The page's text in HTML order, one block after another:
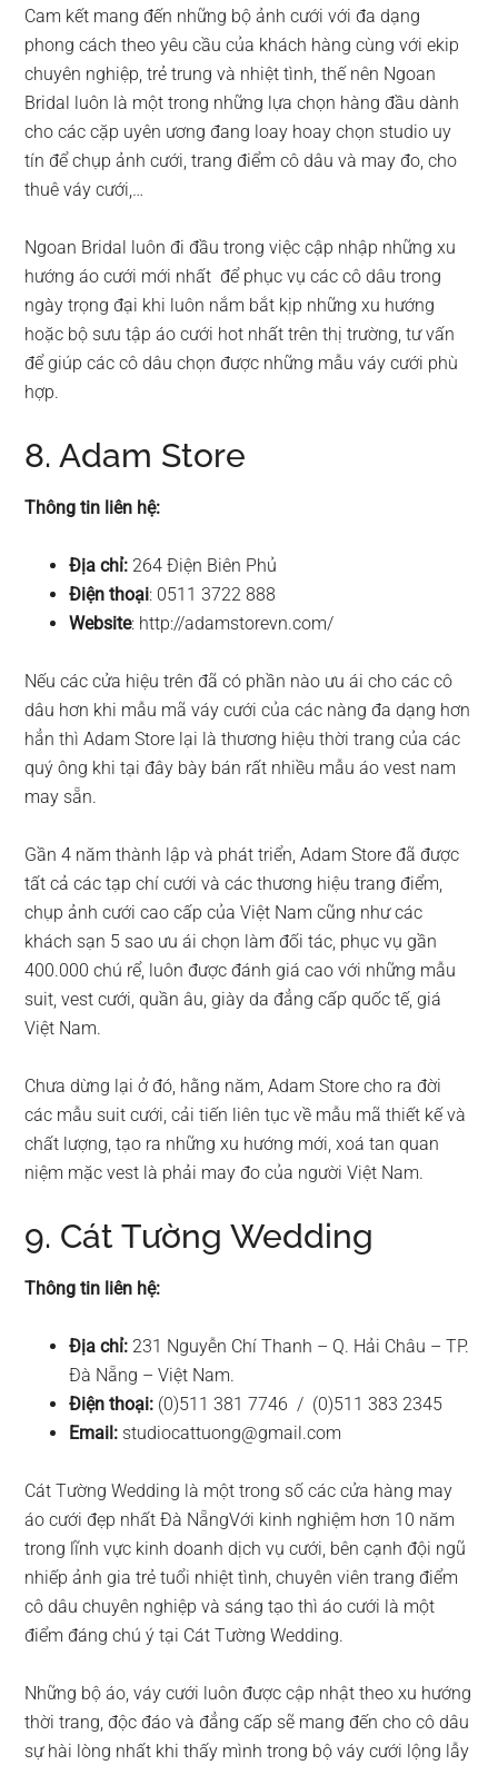
Cam kết mang đến những bộ ảnh cưới với đa dạng
phong cách theo yêu cầu của khách hàng cùng với ekip
chuyên nghiệp, trẻ trung và nhiệt tình, thế nên Ngoan
Bridal luôn là một trong những lựa chọn hàng đầu dành
cho các cặp uyên ương đang loay hoay chọn studio uy
tín để chụp ảnh cưới, trang điểm cô dâu và may đo, cho
thuê váy cưới,…
Ngoan Bridal luôn đi đầu trong việc cập nhập những xu
hướng áo cưới mới nhất để phục vụ các cô dâu trong
ngày trọng đại khi luôn nắm bắt kịp những xu hướng
hoặc bộ sưu tập áo cưới hot nhất trên thị trường, tư vấn
để giúp các cô dâu chọn được những mẫu váy cưới phù
hợp.
8. Adam Store
Thông tin liên hệ:
Địa chỉ: 264 Điện Biên Phủ
Điện thoại: 0511 3722 888
Website: http://adamstorevn.com/
Nếu các cửa hiệu trên đã có phần nào ưu ái cho các cô
dâu hơn khi mẫu mã váy cưới của các nàng đa dạng hơn
hẳn thì Adam Store lại là thương hiệu thời trang của các
quý ông khi tại đây bày bán rất nhiều mẫu áo vest nam
may sẵn.
Gần 4 năm thành lập và phát triển, Adam Store đã được
tất cả các tạp chí cưới và các thương hiệu trang điểm,
chụp ảnh cưới cao cấp của Việt Nam cũng như các
khách sạn 5 sao ưu ái chọn làm đối tác, phục vụ gần
400.000 chú rể, luôn được đánh giá cao với những mẫu
suit, vest cưới, quần âu, giày da đẳng cấp quốc tế, giá
Việt Nam.
Chưa dừng lại ở đó, hằng năm, Adam Store cho ra đời
các mẫu suit cưới, cải tiến liên tục về mẫu mã thiết kế và
chất lượng, tạo ra những xu hướng mới, xoá tan quan
niệm mặc vest là phải may đo của người Việt Nam.
9. Cát Tường Wedding
Thông tin liên hệ:
Địa chỉ: 231 Nguyễn Chí Thanh – Q. Hải Châu – TP.
Đà Nẵng – Việt Nam.
Điện thoại: (0)511 381 7746 / (0)511 383 2345
Email: studiocattuong@gmail.com
Cát Tường Wedding là một trong số các cửa hàng may
áo cưới đẹp nhất Đà NẵngVới kinh nghiệm hơn 10 năm
trong lĩnh vực kinh doanh dịch vụ cưới, bên cạnh đội ngũ
nhiếp ảnh gia trẻ tuổi nhiệt tình, chuyên viên trang điểm
cô dâu chuyên nghiệp và sáng tạo thì áo cưới là một
điểm đáng chú ý tại Cát Tường Wedding.
Những bộ áo, váy cưới luôn được cập nhật theo xu hướng
thời trang, độc đáo và đẳng cấp sẽ mang đến cho cô dâu
sự hài lòng nhất khi thấy mình trong bộ váy cưới lộng lẫy